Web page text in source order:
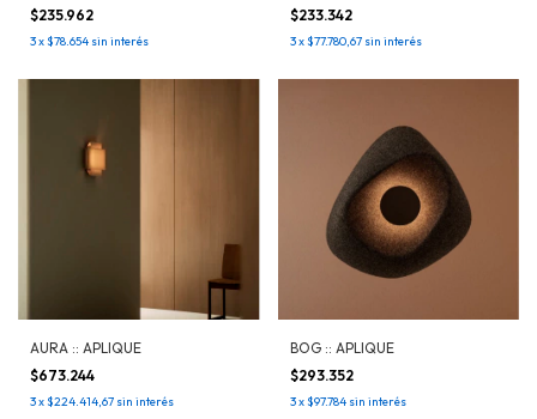
$235.962
3x$78.654 sin interés
$233.342
3x$77.780,67 sin interés
AURA :: APLIQUE
$673.244
3x$224.414,67 sin interés
BOG :: APLIQUE
$293.352
3x$97.784 sin interés